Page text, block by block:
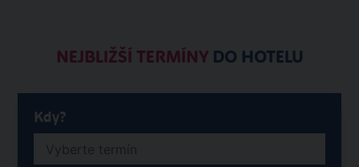
NEJBLIŽŠÍ TERMÍNYDO HOTELU
Kdy?